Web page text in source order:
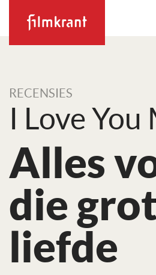
RECENSIES
I Love You
Alles
die
liefde